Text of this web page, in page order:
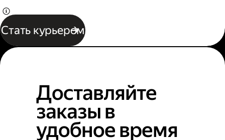
Стать курьером
Доставляйте
заказы в
удобное время